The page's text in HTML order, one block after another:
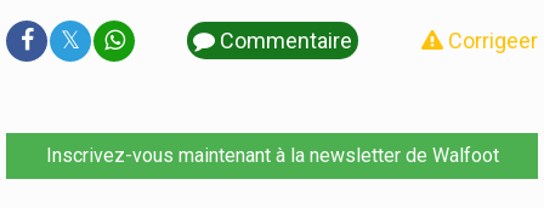
𝕏 Commentaire Corrigeer
Inscrivez-vous maintenant à la newsletter de Walfoot